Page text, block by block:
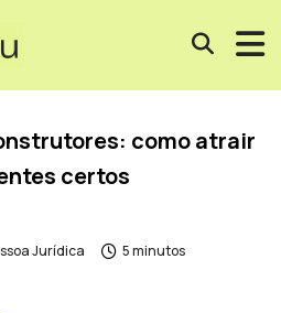
como atrair
certos
Jurídica 5 minutos